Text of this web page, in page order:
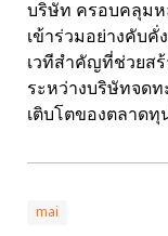
บริษัท ครอบคลุม
เข้าร่วมอย่างคับคั่
เวทีสำคัญที่ช่วยส
ระหว่างบริษัทจด
เติบโตของตลาดทุ
mai